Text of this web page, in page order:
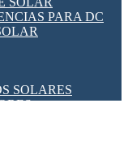
PARA DC
SOLARES